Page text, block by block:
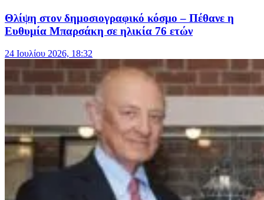
Θλίψη στον δημοσιογραφικό κόσμο – Πέθανε η
Ευθυμία Μπαρσάκη σε ηλικία 76 ετών
24 Ιουλίου 2026, 18:32